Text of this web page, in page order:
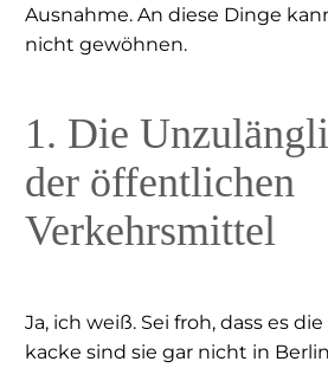
Ausnahme. An diese Dinge
nicht gewöhnen.
1. Die
der öffentlichen
Verkehrsmittel
Ja, ich weiß. Sei froh, dass es
kacke sind sie gar nicht in